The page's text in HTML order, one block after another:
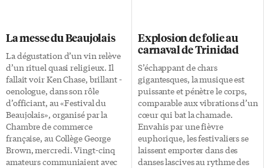
illustrations de Gérard
Frischeteau, Édi-tions Québec
Amérique, Montréal, 2005, 32
pages, 9,95 $. Après avoir
combattu lions et dragons dans
Je suis Louna et je n’ai peur de
rien, […]
Payot publient une biographie
signée Bertrand Meyer-Stabley.
Elle nous révèle un homme
habité par une incontrôlable
«fureur de vivre». L’auteur
nous brosse un portrait très
intimiste de celui qui est
devenu, à […]
La messe du Beaujolais
La dégustation d’un vin relève
d’un rituel quasi religieux. Il
fallait voir Ken Chase, brillant -
oenologue, dans son rôle
d’officiant, au «Festival du
Beaujolais», organisé par la
Chambre de commerce
française, au Collège George
Brown, mercredi. Vingt-cinq
amateurs communiaient avec
Explosion de folie au
carnaval de Trinidad
S’échappant de chars
gigantesques, la musique est
puissante et pénètre le corps,
comparable aux vibrations d’un
cœur qui bat la chamade.
Envahis par une fièvre
euphorique, les festivaliers se
laissent emporter dans des
danses lascives au rythme des